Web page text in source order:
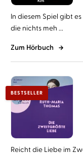
In diesem Spiel gibt
die nichts meh ...
Zum Hörbuch
BESTSELLER
Reicht die Liebe im